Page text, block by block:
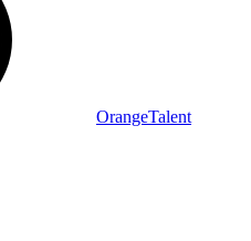
OrangeTalent